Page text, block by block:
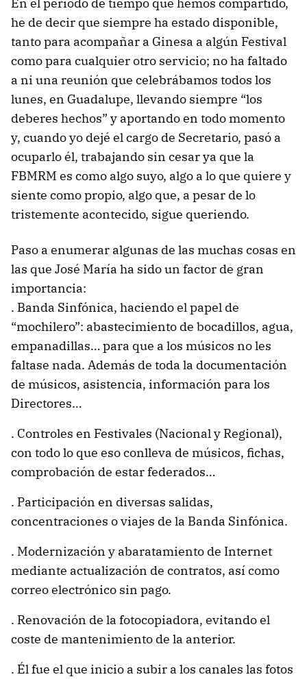
he de decir que siempre ha estado disponible,
tanto para acompañar a Ginesa a algún Festival
como para cualquier otro servicio; no ha faltado
a ni una reunión que celebrábamos todos los
lunes, en Guadalupe, llevando siempre “los
deberes hechos” y aportando en todo momento
y, cuando yo dejé el cargo de Secretario, pasó a
ocuparlo él, trabajando sin cesar ya que la
FBMRM es como algo suyo, algo a lo que quiere y
siente como propio, algo que, a pesar de lo
tristemente acontecido, sigue queriendo.
Paso a enumerar algunas de las muchas cosas en
las que José María ha sido un factor de gran
importancia:
. Banda Sinfónica, haciendo el papel de
“mochilero”: abastecimiento de bocadillos, agua,
empanadillas… para que a los músicos no les
faltase nada. Además de toda la documentación
de músicos, asistencia, información para los
Directores…
. Controles en Festivales (Nacional y Regional),
con todo lo que eso conlleva de músicos, fichas,
comprobación de estar federados…
. Participación en diversas salidas,
concentraciones o viajes de la Banda Sinfónica.
. Modernización y abaratamiento de Internet
mediante actualización de contratos, así como
correo electrónico sin pago.
. Renovación de la fotocopiadora, evitando el
coste de mantenimiento de la anterior.
. Él fue el que inicio a subir a los canales las fotos